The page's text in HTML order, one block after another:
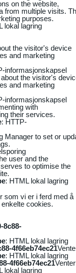
on the website,
from multiple visits.
purposes.
lokal lagring
the visitor's device
and marketing
informasjonskapsel
the visitor's
and marketing
informasjonskapsel
with
their services.
: HTTP-
Manager to set or
user and the
to optimise the
: HTML lokal lagring
som vi er i ferd med å
cookies.
8c88-
: HTML lokal lagring
4f66eb74ec21
: HTML lokal lagring
4f66eb74ec21Venter
lokal lagring